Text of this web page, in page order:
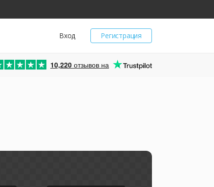
Регистрация
Вход
10,220 отзывов на